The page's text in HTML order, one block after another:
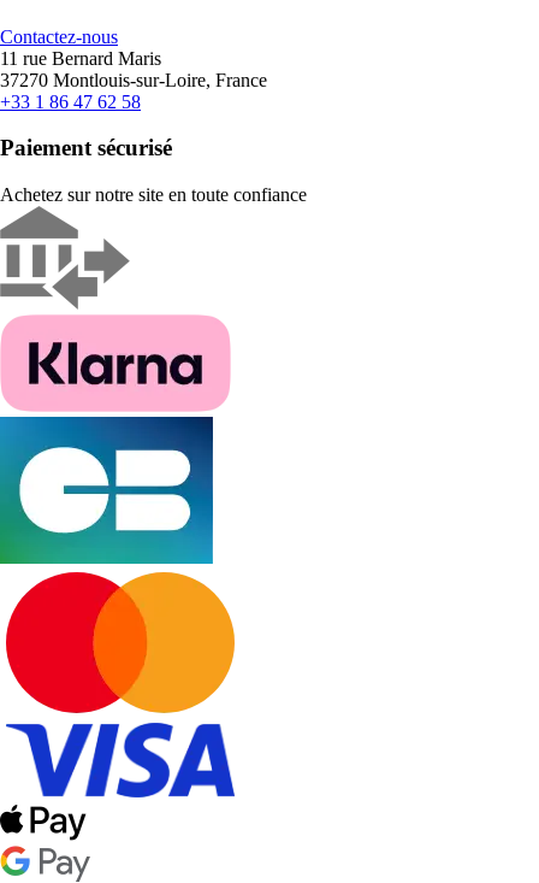
Contactez-nous
11 rue Bernard Maris
37270 Montlouis-sur-Loire, France
+33 1 86 47 62 58
Paiement sécurisé
Achetez sur notre site en toute confiance